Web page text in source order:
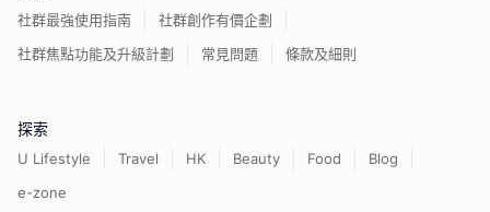
社群最強使用指南
社群創作有價企劃
社群焦點功能及升級計劃
常見問題 條款及細則
探索
U Lifestyle Travel HK Beauty Food
Blog
e-zone